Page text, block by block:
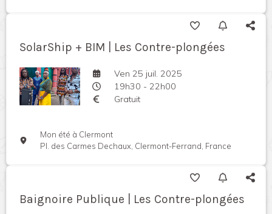
SolarShip + BIM | Les Contre-plongées
Ven 25 juil. 2025
19h30 - 22h00
Gratuit
Mon été à Clermont
Pl. des Carmes Dechaux, Clermont-Ferrand, France
Baignoire Publique | Les Contre-plongées